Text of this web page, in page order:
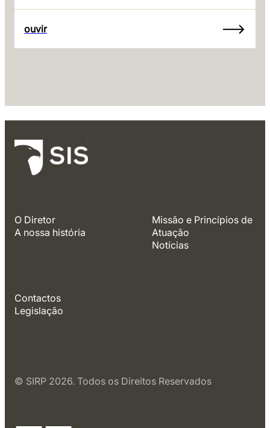
ouvir
O Diretor
A nossa história
Missão e Princípios de
Atuação
Notícias
Contactos
Legislação
© SIRP 2026. Todos os Direitos Reservados